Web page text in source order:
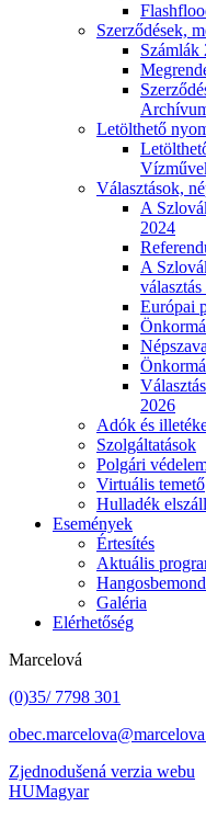
Szerződések,
Számlák
Letölthető
Választások,
A
2024
A
Európai
2026
Adók és
Szolgáltatások
Polgári
Virtuális temető
Hulladék
Események
Értesítés
Aktuális
Galéria
Elérhetőség
Marcelová
(0)35/ 7798 301
Zjednodušená verzia webu
HUMagyar